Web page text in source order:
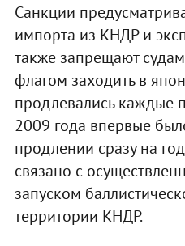
Санкции
импорта из КНДР и
также запрещают
флагом заходить в
продлевались каждые
2009 года впервые
продлении сразу на
связано с
запуском
территории КНДР.